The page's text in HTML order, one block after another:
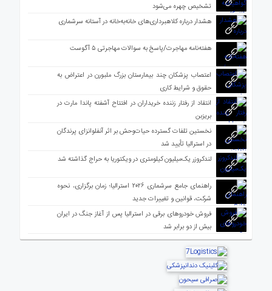
تشخیص چهره می‌شود
هشدار درباره کلاهبرداری‌های خانه‌به‌خانه در آستانه سرشماری
هفته‌نامه مهاجرت/پاسخ به سوالات مهاجرتی ۵ آگوست
اعتصاب پزشکان چند بیمارستان بزرگ ملبورن در اعتراض به
حقوق و شرایط کاری
انتقاد از رفتار زننده خریداران در افتتاح آشفته پاندا مارت در
بریزبن
نخستین تلفات گسترده حیات‌وحش بر اثر آنفلوانزای پرندگان
در استرالیا تأیید شد
لندکروزر یک‌میلیون کیلومتری در ویکتوریا به حراج گذاشته شد
راهنمای جامع سرشماری ۲۰۲۶ استرالیا؛ زمان برگزاری، نحوه
شرکت، قوانین و تغییرات جدید
فروش خودروهای برقی در استرالیا پس از آغاز جنگ در ایران
بیش از دو برابر شد